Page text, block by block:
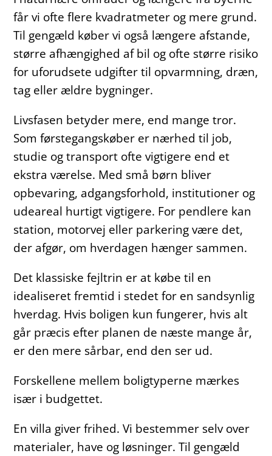
får vi ofte flere kvadratmeter og mere grund.
Til gengæld køber vi også længere afstande,
større afhængighed af bil og ofte større risiko
for uforudsete udgifter til opvarmning, dræn,
tag eller ældre bygninger.
Livsfasen betyder mere, end mange tror.
Som førstegangskøber er nærhed til job,
studie og transport ofte vigtigere end et
ekstra værelse. Med små børn bliver
opbevaring, adgangsforhold, institutioner og
udeareal hurtigt vigtigere. For pendlere kan
station, motorvej eller parkering være det,
der afgør, om hverdagen hænger sammen.
Det klassiske fejltrin er at købe til en
idealiseret fremtid i stedet for en sandsynlig
hverdag. Hvis boligen kun fungerer, hvis alt
går præcis efter planen de næste mange år,
er den mere sårbar, end den ser ud.
Forskellene mellem boligtyperne mærkes
især i budgettet.
En villa giver frihed. Vi bestemmer selv over
materialer, have og løsninger. Til gengæld